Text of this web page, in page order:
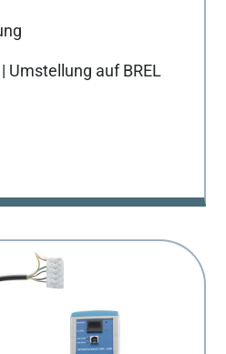
Umstellung auf BREL